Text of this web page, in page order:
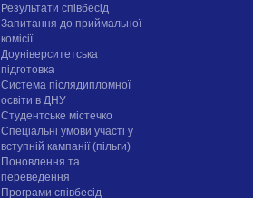
Результати співбесід
Запитання до приймальної
комісії
Доуніверситетська
підготовка
Система післядипломної
освіти в ДНУ
Cтудентське містечко
Спеціальні умови участі у
вступній кампанії (пільги)
Поновлення та
переведення
Програми співбесід